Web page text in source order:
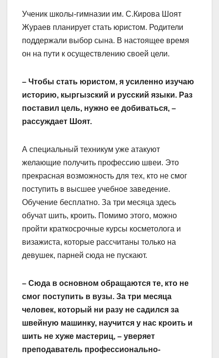
Ученик школы-гимназии им. С.Кирова Шоят
Жураев планирует стать юристом. Родители
поддержали выбор сына. В настоящее время
он на пути к осуществлению своей цели.
– Чтобы стать юристом, я усиленно изучаю
историю, кыргыз­ский и русский языки. Раз
поставил цель, нужно ее добиваться, –
рассуждает Шоят.
А специальный техникум уже атакуют
желающие получить профессию швеи. Это
прекрасная возможность для тех, кто не смог
поступить в высшее учебное заведение.
Обучение бесплатно. За три месяца здесь
обучат шить, кроить. Помимо этого, можно
пройти краткосрочные курсы косметолога и
визажиста, которые рассчитаны только на
девушек, парней сюда не пускают.
– Сюда в основном обращаются те, кто не
смог поступить в вузы. За три месяца
человек, который ни разу не садился за
швейную машинку, научится у нас кроить и
шить не хуже мастериц, – уверяет
преподаватель профессионально-